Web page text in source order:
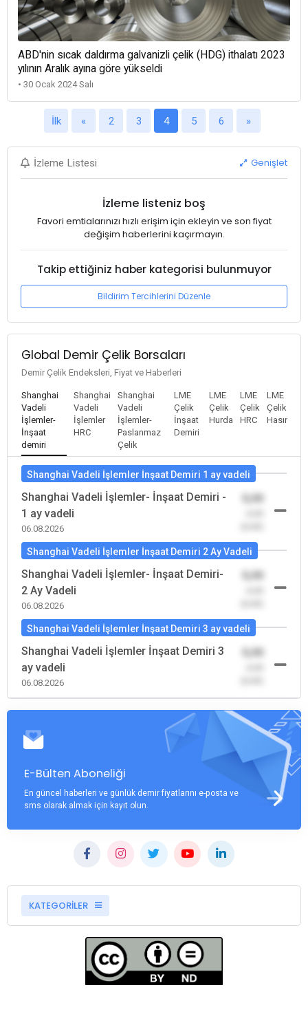
ABD'nin sıcak daldırma galvanizli çelik (HDG) ithalatı 2023
yılının Aralık ayına göre yükseldi
• 30 Ocak 2024 Salı
İlk « 2 3 4 5 6 »
İzleme Listesi Genişlet
İzleme listeniz boş
Favori emtialarınızı hızlı erişim için ekleyin ve son fiyat
değişim haberlerini kaçırmayın.
Takip ettiğiniz haber kategorisi bulunmuyor
Bildirim Tercihlerini Düzenle
Global Demir Çelik Borsaları
Demir Çelik Endeksleri, Fiyat ve Haberleri
Shanghai
Vadeli
İşlemler-
İnşaat
demiri
Shanghai
Vadeli
İşlemler
HRC
Shanghai
Vadeli
İşlemler-
Paslanmaz
Çelik
LME
Çelik
İnşaat
Demiri
LME
Çelik
Hurda
LME
Çelik
HRC
LME
Çelik
Hasır
Shanghai Vadeli İşlemler İnşaat Demiri 1 ay vadeli
Shanghai Vadeli İşlemler- İnşaat Demiri -
1 ay vadeli
06.08.2026
0,00
Shanghai Vadeli İşlemler İnşaat Demiri 2 Ay Vadeli
Shanghai Vadeli İşlemler- İnşaat Demiri-
2 Ay Vadeli
06.08.2026
0,00
Shanghai Vadeli İşlemler İnşaat Demiri 3 ay vadeli
Shanghai Vadeli İşlemler İnşaat Demiri 3
ay vadeli
06.08.2026
0,00
E-Bülten Aboneliği
En güncel haberleri ve günlük demir fiyatlarını e-posta ve
sms olarak almak için kayıt olun.
KATEGORİLER